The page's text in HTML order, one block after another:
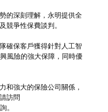
的深刻理解，永明提供全
競爭性保費談判。
確保客戶獲得針對人工智
風險的強大保障，同時優
和強大的保險公司關係，
訪問
。